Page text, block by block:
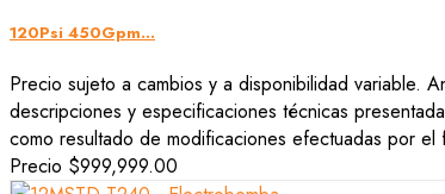
120Psi 450Gpm...
Precio sujeto a cambios y a disponibilidad variable.
descripciones y especificaciones técnicas
como resultado de modificaciones efectuadas por el
Precio $999,999.00